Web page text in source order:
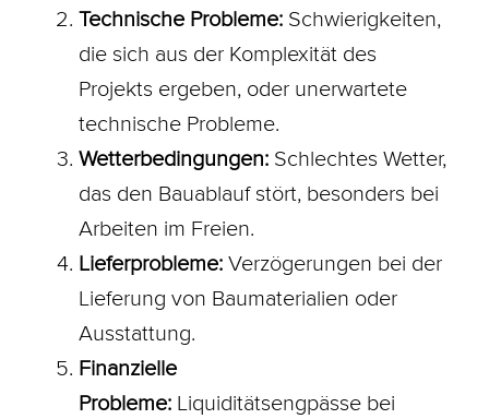
Technische Probleme:Schwierigkeiten,
die sich aus der Komplexität des
Projekts ergeben, oder unerwartete
technische Probleme.
Wetterbedingungen:Schlechtes Wetter,
das den Bauablauf stört, besonders bei
Arbeiten im Freien.
Lieferprobleme:Verzögerungen bei der
Lieferung von Baumaterialien oder
Ausstattung.
Finanzielle
Probleme:Liquiditätsengpässe bei